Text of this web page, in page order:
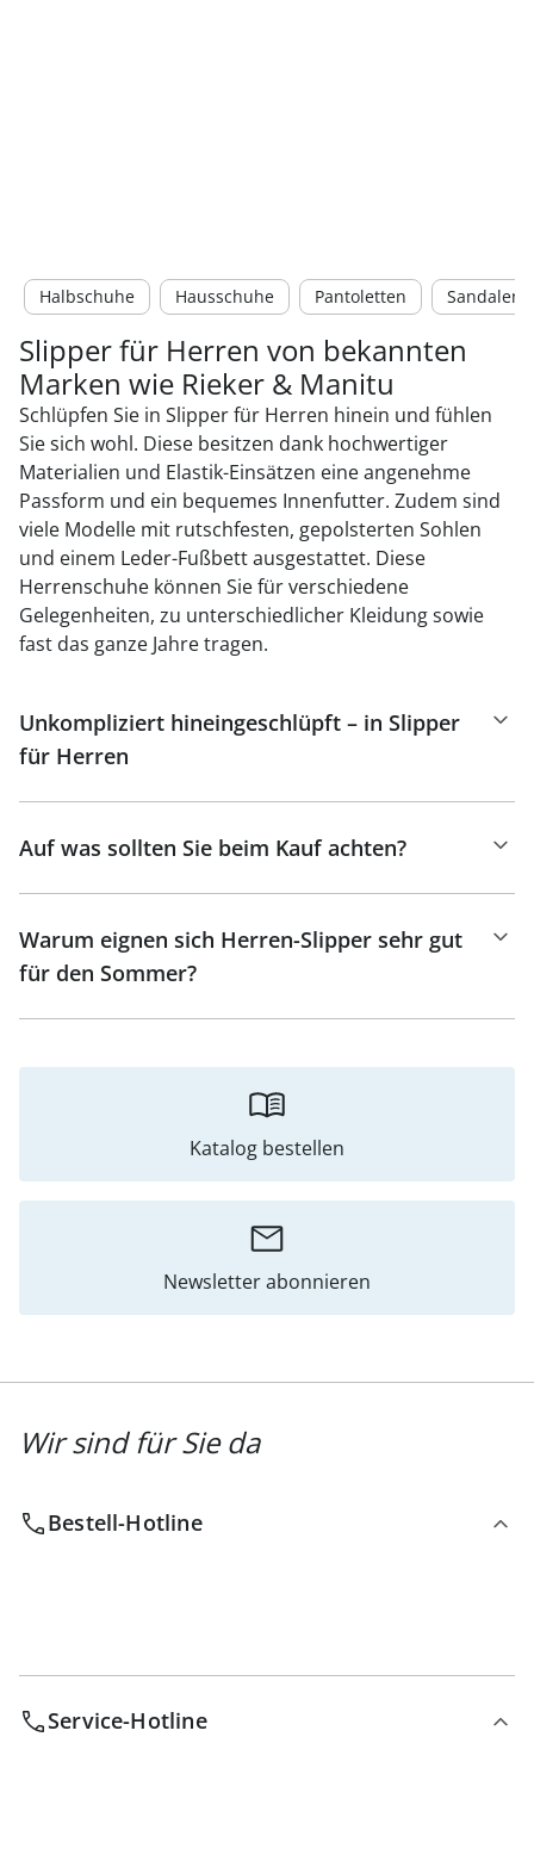
Halbschuhe Hausschuhe Pantoletten Sandalen
Slipper für Herren von bekannten
Marken wie Rieker & Manitu
Schlüpfen Sie in Slipper für Herren hinein und fühlen
Sie sich wohl. Diese besitzen dank hochwertiger
Materialien und Elastik-Einsätzen eine angenehme
Passform und ein bequemes Innenfutter. Zudem sind
viele Modelle mit rutschfesten, gepolsterten Sohlen
und einem Leder-Fußbett ausgestattet. Diese
Herrenschuhe können Sie für verschiedene
Gelegenheiten, zu unterschiedlicher Kleidung sowie
fast das ganze Jahre tragen.
Unkompliziert hineingeschlüpft – in Slipper
für Herren
Auf was sollten Sie beim Kauf achten?
Warum eignen sich Herren-Slipper sehr gut
für den Sommer?
Katalog bestellen
Newsletter abonnieren
Wir sind für Sie da
Bestell-Hotline
Service-Hotline